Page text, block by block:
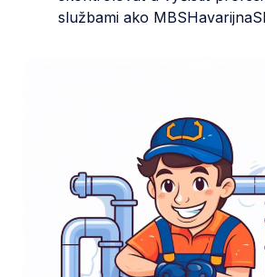
službami ako